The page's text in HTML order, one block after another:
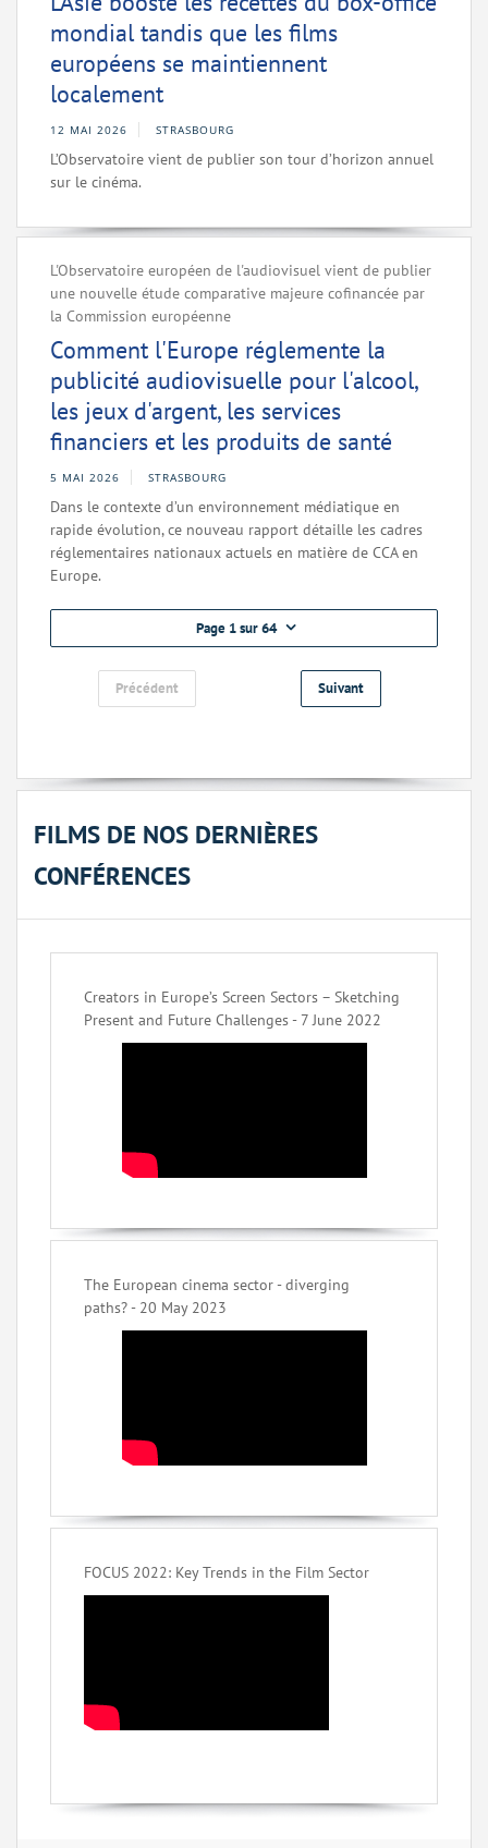
mondial tandis que les films
européens se maintiennent
localement
12 MAI 2026 STRASBOURG
L’Observatoire vient de publier son tour d’horizon annuel
sur le cinéma.
L'Observatoire européen de l'audiovisuel vient de publier
une nouvelle étude comparative majeure cofinancée par
la Commission européenne
Comment l'Europe réglemente la
publicité audiovisuelle pour l'alcool,
les jeux d'argent, les services
financiers et les produits de santé
5 MAI 2026 STRASBOURG
Dans le contexte d’un environnement médiatique en
rapide évolution, ce nouveau rapport détaille les cadres
réglementaires nationaux actuels en matière de CCA en
Europe.
Page 1 sur 64
Précédent Suivant
FILMS DE NOS DERNIÈRES
CONFÉRENCES
Creators in Europe’s Screen Sectors – Sketching
Present and Future Challenges - 7 June 2022
The European cinema sector - diverging
paths? - 20 May 2023
FOCUS 2022: Key Trends in the Film Sector